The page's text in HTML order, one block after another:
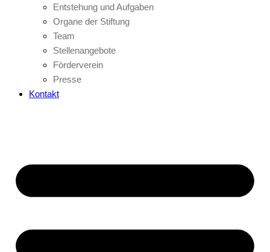
Entstehung und Aufgaben
Organe der Stiftung
Team
Stellenangebote
Förderverein
Presse
Kontakt